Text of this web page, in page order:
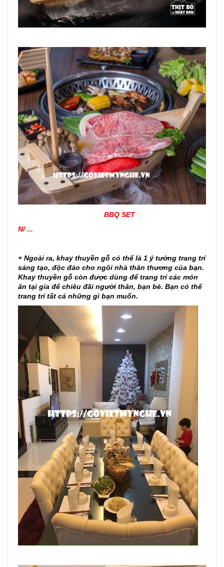
BBQ SET
N/ ...
+ Ngoài ra, khay thuyền gỗ có thể là 1 ý tưởng trang trí
sáng tạo, độc đáo cho ngôi nhà thân thương của bạn.
Khay thuyền gỗ còn được dùng để trang trí các món
ăn tại gia để chiêu đãi người thân, bạn bè. Bạn có thể
trang trí tất cả những gì bạn muốn.